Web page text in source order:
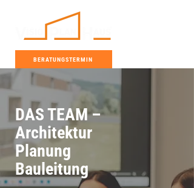
BERATUNGSTERMIN
DAS TEAM –
Architektur
Planung
Bauleitung